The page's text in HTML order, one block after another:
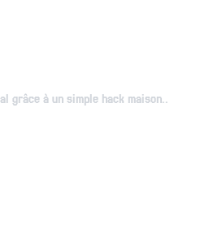
grâce à un simple hack maison..